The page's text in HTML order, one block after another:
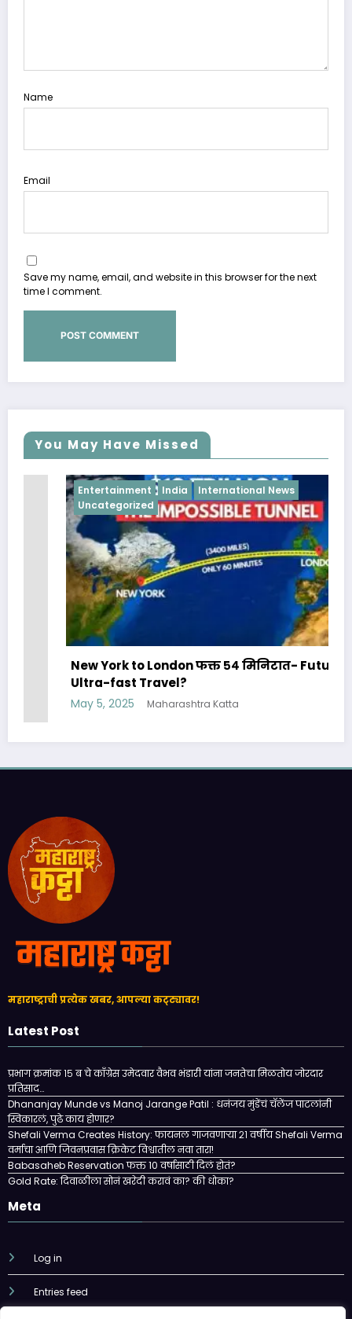
Name
Email
Save my name, email, and website in this browser for the next
time I comment.
You May Have Missed
Entertainment India
International News
Uncategorized
New York to London फक्त ५४ मिनिटात- Future of
Ultra-fast Travel?
May 5, 2025 Maharashtra Katta
महाराष्ट्राची प्रत्येक खबर, आपल्या कट्ट्यावर!
Latest Post
प्रभाग क्रमांक १५ ब चे काँग्रेस उमेदवार वैभव भंडारी यांना जनतेचा मिळतोय जोरदार
प्रतिसाद…
Dhananjay Munde vs Manoj Jarange Patil : धनंजय मुंडेंचं चॅलेंज पाटलांनी
स्विकारलं, पुढे काय होणार?
Shefali Verma Creates History: फायनल गाजवणाऱ्या २१ वर्षीय Shefali Verma
वर्माचा आणि जिवनप्रवास क्रिकेट विश्वातील नवा तारा!
Babasaheb Reservation फक्त 10 वर्षासाठी दिलं होतं?
Gold Rate: दिवाळीला सोनं खरेदी करावं का? की धोका?
Meta
Log in
Entries feed